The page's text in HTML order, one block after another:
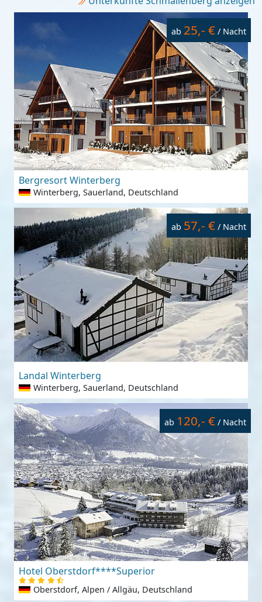
ab 25,- € / Nacht
Bergresort Winterberg
Winterberg, Sauerland, Deutschland
ab 57,- € / Nacht
Landal Winterberg
Winterberg, Sauerland, Deutschland
ab 120,- € / Nacht
Hotel Oberstdorf****Superior
Oberstdorf, Alpen / Allgäu, Deutschland